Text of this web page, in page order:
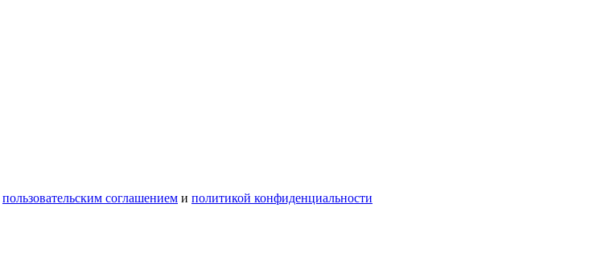
пользовательским соглашением и политикой конфиденциальности